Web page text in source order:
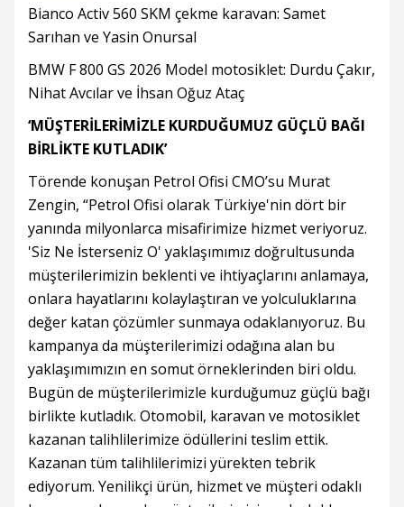
Bianco Activ 560 SKM çekme karavan: Samet
Sarıhan ve Yasin Onursal
BMW F 800 GS 2026 Model motosiklet: Durdu Çakır,
Nihat Avcılar ve İhsan Oğuz Ataç
‘MÜŞTERİLERİMİZLE KURDUĞUMUZ GÜÇLÜ BAĞI
BİRLİKTE KUTLADIK’
Törende konuşan Petrol Ofisi CMO’su Murat
Zengin, “Petrol Ofisi olarak Türkiye'nin dört bir
yanında milyonlarca misafirimize hizmet veriyoruz.
'Siz Ne İsterseniz O' yaklaşımımız doğrultusunda
müşterilerimizin beklenti ve ihtiyaçlarını anlamaya,
onlara hayatlarını kolaylaştıran ve yolculuklarına
değer katan çözümler sunmaya odaklanıyoruz. Bu
kampanya da müşterilerimizi odağına alan bu
yaklaşımımızın en somut örneklerinden biri oldu.
Bugün de müşterilerimizle kurduğumuz güçlü bağı
birlikte kutladık. Otomobil, karavan ve motosiklet
kazanan talihlilerimize ödüllerini teslim ettik.
Kazanan tüm talihlilerimizi yürekten tebrik
ediyorum. Yenilikçi ürün, hizmet ve müşteri odaklı